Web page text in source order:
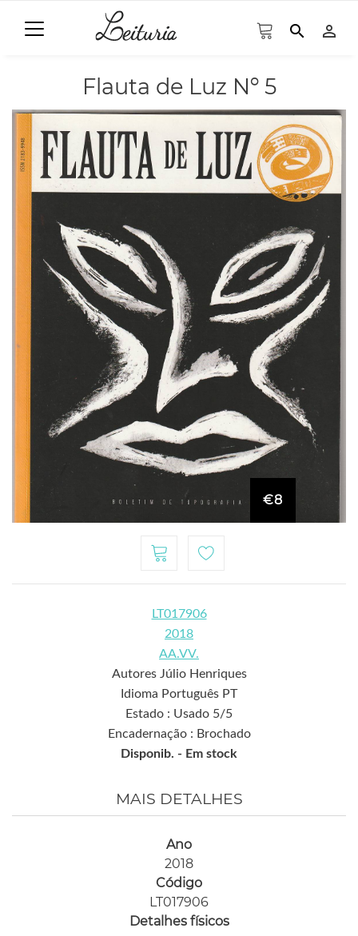
search person_outline
Flauta de Luz Nº 5
€8
LT017906
2018
AA.VV.
Autores Júlio Henriques
Idioma Português PT
Estado : Usado 5/5
Encadernação : Brochado
Disponib. - Em stock
MAIS DETALHES
Ano
2018
Código
LT017906
Detalhes físicos